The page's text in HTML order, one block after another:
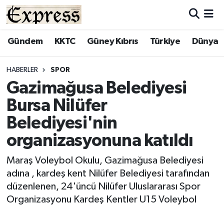
Gündem KKTC Güney Kıbrıs Türkiye Dünya
HABERLER SPOR
Gazimağusa Belediyesi
Bursa Nilüfer
Belediyesi'nin
organizasyonuna katıldı
Maraş Voleybol Okulu, Gazimağusa Belediyesi
adına , kardeş kent Nilüfer Belediyesi tarafından
düzenlenen, 24'üncü Nilüfer Uluslararası Spor
Organizasyonu Kardeş Kentler U15 Voleybol
ALAYKÖY
BİLİM
ÇATALKÖY
DÜNYA
EĞİTİM
EKONOMİ
Hava Durumu
Süper Lig Puan Durumu ve Fikstür
Tüm Manşetler
Son Dakika Haberleri
Haber Arşivi